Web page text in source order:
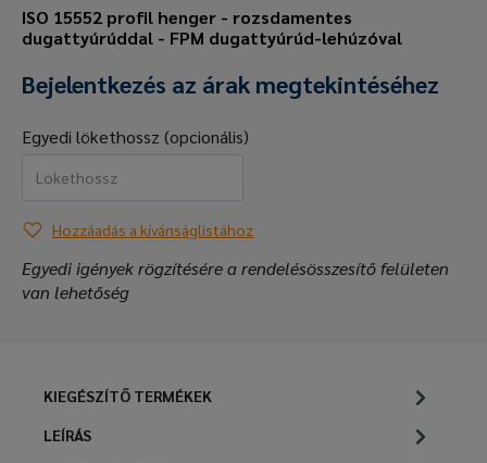
ISO 15552 profil henger - rozsdamentes
dugattyúrúddal - FPM dugattyúrúd-lehúzóval
Bejelentkezés az árak megtekintéséhez
Egyedi lökethossz (opcionális)
Hozzáadás a kívánságlistához
Egyedi igények rögzítésére a rendelésösszesítő felületen
van lehetőség
KIEGÉSZÍTŐ TERMÉKEK
LEÍRÁS